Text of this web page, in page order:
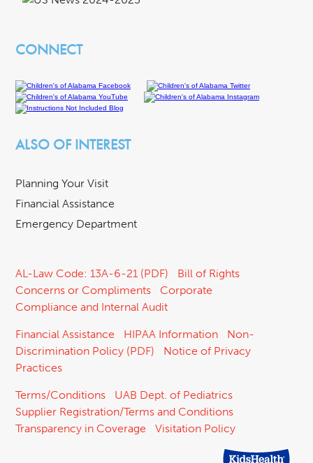
CONNECT
ALSO OF INTEREST
Planning Your Visit
Financial Assistance
Emergency Department
AL-Law Code: 13A-6-21 (PDF)
Bill of Rights
Concerns or Compliments
Corporate
Compliance and Internal Audit
Financial Assistance HIPAA Information
Non-
Discrimination Policy (PDF)
Notice of Privacy
Practices
Terms/Conditions
UAB Dept. of Pediatrics
Supplier Registration/Terms and Conditions
Transparency in Coverage
Visitation Policy